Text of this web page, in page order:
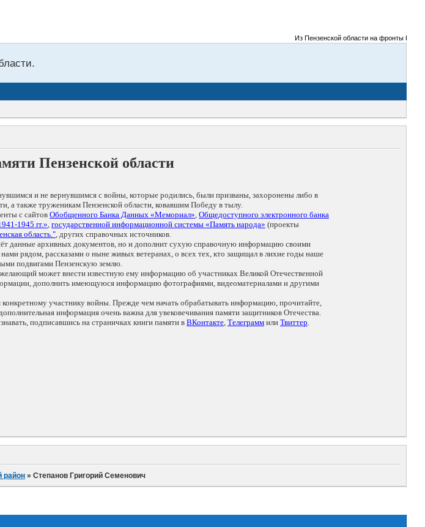
Из Пензенской области на фронты
Пензенской области
и не вернувшимся с войны, которые родились, были призваны, захоронены либо в
а также труженикам Пензенской области, ковавшим Победу в тылу.
с сайтовОбобщенного Банка Данных «Мемориал», Общедоступного электронного банка
1945 гг.», государственной информационной системы «Память народа» (проекты
область.", других справочных источников.
данные архивных документов, но и дополнит сухую справочную информацию своими
рядом, рассказами о ныне живых ветеранах, о всех тех, кто защищал в лихие годы наше
подвигами Пензенскую землю.
может внести известную ему информацию об участниках Великой Отечественной
дополнить имеющуюся информацию фотографиями, видеоматериалами и другими
конкретному участнику войны. Прежде чем начать обрабатывать информацию, прочитайте,
информация очень важна для увековечивания памяти защитников Отечества.
подписавшись на страничках книги памяти вВКонтакте, Телеграмм или Твиттер.
район »Степанов Григорий Семенович